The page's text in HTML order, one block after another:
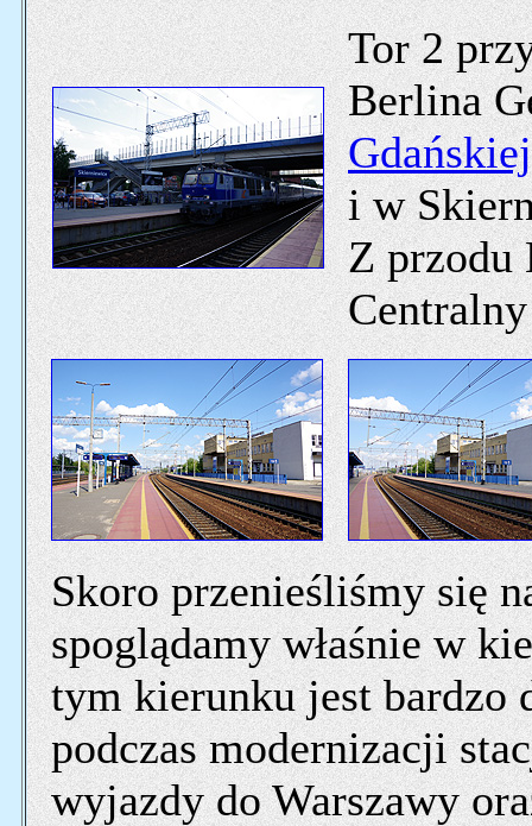
Tor 2
Berlina
Gdańskiej
i w
Z przodu
Skoro przenieśliśmy się
spoglądamy właśnie w
tym kierunku jest bardzo
podczas modernizacji
wyjazdy do Warszawy